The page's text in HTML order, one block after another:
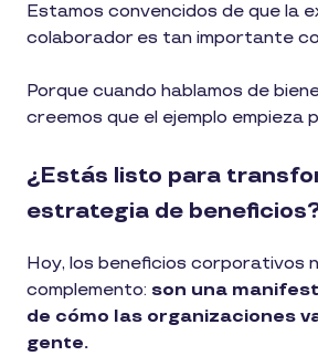
Estamos convencidos de que la
colaborador es tan importante
Porque cuando hablamos de
creemos que el ejemplo empieza
¿Estás listo para
estrategia de
Hoy, los beneficios corporativos
complemento: son una
de cómo las organizaciones
gente.